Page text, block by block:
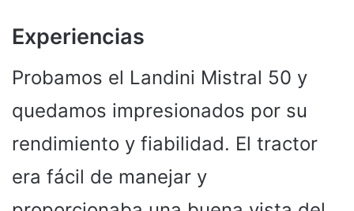
Experiencias
Probamos el Landini Mistral 50 y
quedamos impresionados por su
rendimiento y fiabilidad. El tractor
era fácil de manejar y